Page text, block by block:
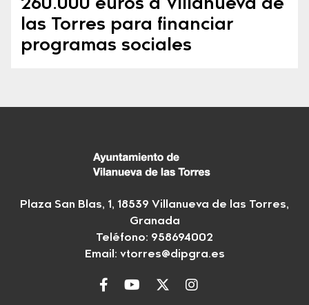
260.000 euros a Villanueva de
las Torres para financiar
programas sociales
Plaza San Blas, 1, 18539 Villanueva de las Torres,
Granada
Teléfono: 958694002
Email: vtorres@dipgra.es